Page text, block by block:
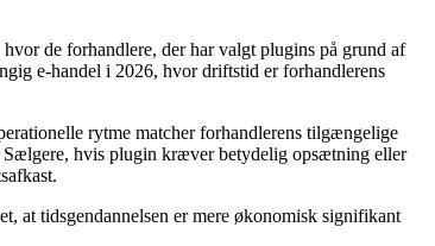
de forhandlere, der har valgt plugins på grund af
e-handel i 2026, hvor driftstid er forhandlerens
rytme matcher forhandlerens tilgængelige
Sælgere, hvis plugin kræver betydelig opsætning eller
at tidsgendannelsen er mere økonomisk signifikant